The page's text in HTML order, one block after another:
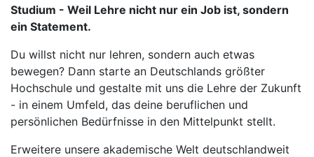
Studium - Weil Lehre nicht nur ein Job ist, sondern
ein Statement.
Du willst nicht nur lehren, sondern auch etwas
bewegen? Dann starte an Deutschlands größter
Hochschule und gestalte mit uns die Lehre der Zukunft
- in einem Umfeld, das deine beruflichen und
persönlichen Bedürfnisse in den Mittelpunkt stellt.
Erweitere unsere akademische Welt deutschlandweit